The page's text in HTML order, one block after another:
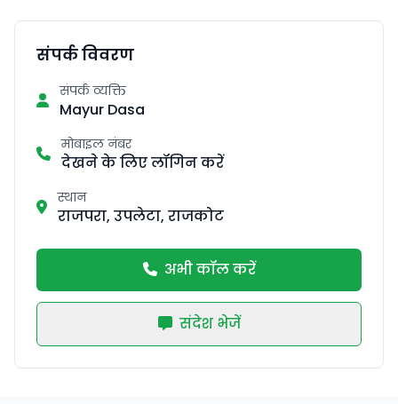
संपर्क विवरण
संपर्क व्यक्ति
Mayur Dasa
मोबाइल नंबर
देखने के लिए लॉगिन करें
स्थान
राजपरा, उपलेटा, राजकोट
अभी कॉल करें
संदेश भेजें